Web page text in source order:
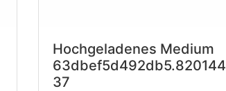
Hochgeladenes Medium
63dbef5d492db5.820144
37